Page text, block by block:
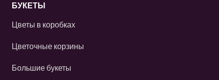
БУКЕТЫ
Цветы в коробках
Цветочные корзины
Большие букеты